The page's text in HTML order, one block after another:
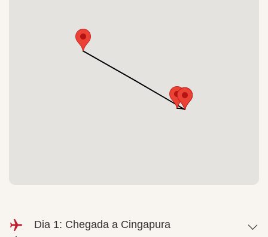
Dia 1: Chegada a Cingapura